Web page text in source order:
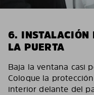
6. INSTALACIÓN
LA PUERTA
Baja la ventana casi
Coloque la
interior delante del